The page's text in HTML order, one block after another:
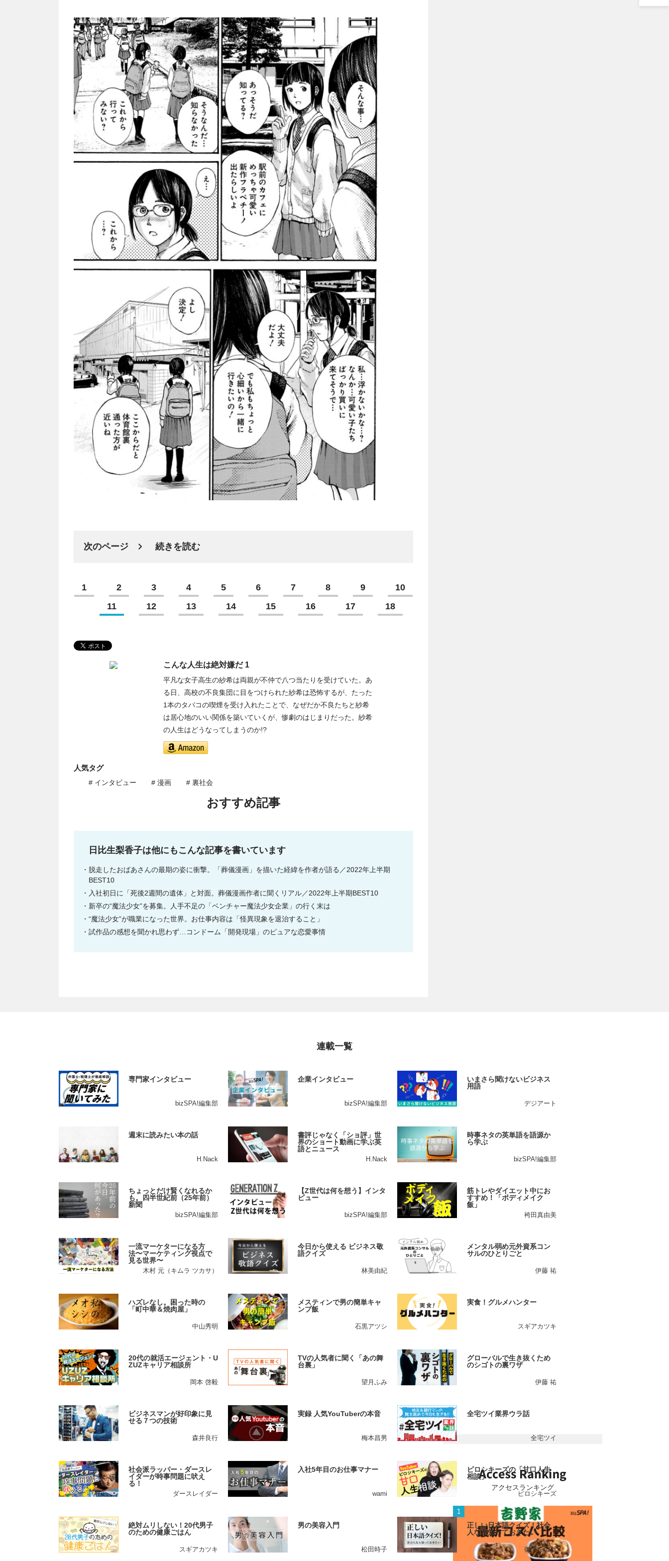
次のページ 続きを読む
1 2 3 4 5 6 7 8 9
10
11
12 13 14 15 16 17 18
こんな人生は絶対嫌だ 1
平凡な女子高生の紗希は両親が不仲で八つ当たりを受けていた。あ
る日、高校の不良集団に目をつけられた紗希は恐怖するが、たった
1本のタバコの喫煙を受け入れたことで、なぜだか不良たちと紗希
は居心地のいい関係を築いていくが、惨劇のはじまりだった。紗希
の人生はどうなってしまうのか!?
人気タグ
# インタビュー # 漫画 # 裏社会
おすすめ記事
日比生梨香子は他にもこんな記事を書いています
脱走したおばあさんの最期の姿に衝撃。「葬儀漫画」を描いた経緯を作者が語る／2022年上半期
BEST10
入社初日に「死後2週間の遺体」と対面。葬儀漫画作者に聞くリアル／2022年上半期BEST10
新卒の“魔法少女”を募集。人手不足の「ベンチャー魔法少女企業」の行く末は
“魔法少女”が職業になった世界。お仕事内容は「怪異現象を退治すること」
試作品の感想を聞かれ思わず…コンドーム「開発現場」のピュアな恋愛事情
アクセスランキング
連載一覧
専門家インタビュー
bizSPA!編集部
企業インタビュー
bizSPA!編集部
いまさら聞けないビジネス
用語
デジアート
週末に読みたい本の話
H.Nack
書評じゃなく「ショ評」世
界のショート動画に学ぶ英
語とニュース
H.Nack
時事ネタの英単語を語源か
ら学ぶ
bizSPA!編集部
ちょっとだけ賢くなれるか
も。四半世紀前（25年前）
新聞
bizSPA!編集部
【Z世代は何を想う】インタ
ビュー
bizSPA!編集部
筋トレやダイエット中にお
すすめ！「ボディメイク
飯」
袴田真由美
一流マーケターになる方
法〜マーケティング視点で
見る世界〜
木村 元（キムラ ツカサ）
今日から使える ビジネス敬
語クイズ
林美由紀
メンタル弱め元外資系コン
サルのひとりごと
伊藤 祐
ハズレなし。困った時の
「町中華＆焼肉屋」
中山秀明
メスティンで男の簡単キャ
ンプ飯
石黒アツシ
実食！グルメハンター
スギアカツキ
20代の就活エージェント・U
ZUZキャリア相談所
岡本 啓毅
TVの人気者に聞く「あの舞
台裏」
望月ふみ
グローバルで生き抜くため
のシゴトの裏ワザ
伊藤 祐
ビジネスマンが好印象に見
せる７つの技術
森井良行
実録 人気YouTuberの本音
梅本昌男
全宅ツイ業界ウラ話
全宅ツイ
社会派ラッパー・ダースレ
イダーが時事問題に吠え
る！
ダースレイダー
入社5年目のお仕事マナー
wami
ピロシキーズの「甘口人生
相談」
ピロシキーズ
絶対ムリしない！20代男子
のための健康ごはん
スギアカツキ
男の美容入門
松田時子
正しい日本語クイズ！社会
人なら知っておきたい
御手洗ココ